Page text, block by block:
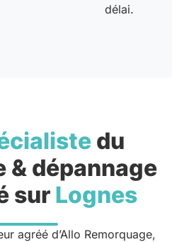
délai.
du
& dépannage
sur Lognes
agréé d’Allo Remorquage,